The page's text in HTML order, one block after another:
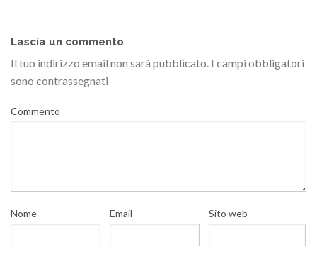
Lascia un commento
Il tuo indirizzo email non sarà pubblicato. I campi obbligatori
sono contrassegnati
Commento
Nome Email Sito web